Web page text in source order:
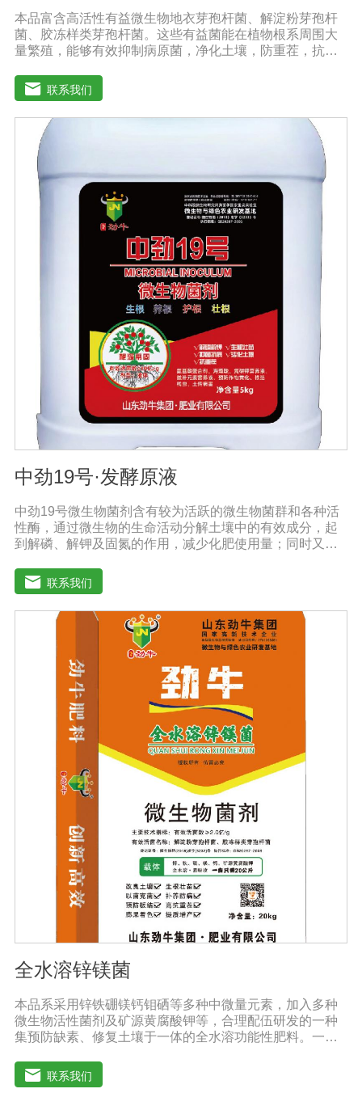
本品富含高活性有益微生物地衣芽孢杆菌、解淀粉芽孢杆
菌、胶冻样类芽孢杆菌。这些有益菌能在植物根系周围大
量繁殖，能够有效抑制病原菌，净化土壤，防重茬，抗病
生物菌群，防止作物生理性病害的发生，促生根、吸收
快，促使作物快速生新根，提高叶绿素含量，增加叶片干
物质积累及果蔬中糖分和VC含量，提高产量、改善品质。
◆螯合养分、高效吸收：采用高纯度螯合态可溶性原料，
海藻中特有的海藻多糖、藻肮酸、高度饱和脂肪酸，可刺
激植物体内非特异活性因子的产生和调节内源素的平衡，
改善土壤酸化、板结。◆调控生长、转色膨果：激活植物
细胞活性，打破休眠障碍，促进花芽分化，增加雌花数
量，调控果柄离层细胞结构，提高授粉质量，提高坐果
率，促进果实膨大，上色快而均匀，果形端正。适宜作
物：本品登记作物:番茄。实践证明本产品在蔬菜、果树、
瓜果、大田、中草药材、花卉、苗木、茶树等多种作物上
具有显著效果。用法用量：冲施、滴灌：苗期亩用量5-10
公斤，膨果、转色期亩用量10-20公斤。灌根：稀释300-
800倍灌根，◆具体用法用量请根据土壤及作物情况，在专
业农技人员正确指导下使用。产品技术指标：有效活菌数
≥2亿/mLN+P205+K20≥240g/L多肽蛋白>30g/L有机质
≥50g/L注意事项：阴凉干燥处存放，禁止暴晒和雨淋。内
含大量有益活菌，禁止与杀菌剂或含铜物质混用。
联系我们
中劲19号·发酵原液
中劲19号微生物菌剂含有较为活跃的微生物菌群和各种活
性酶，通过微生物的生命活动分解土壤中的有效成分，起
到解磷、解钾及固氮的作用，减少化肥使用量；同时又能
能不同程度地刺激调节植物生长；并且能产生铁载体、抗
生素、系统防卫酶等多种物质，可以抑制细菌或真菌性病
害或诱导系统抗性间接达到促进植物生长的作用。
联系我们
全水溶锌镁菌
本品系采用锌铁硼镁钙钼硒等多种中微量元素，加入多种
微生物活性菌剂及矿源黄腐酸钾等，合理配伍研发的一种
集预防缺素、修复土壤于一体的全水溶功能性肥料。一肥
剂”，配方科学，配比创新领先技术，多素合一，具有提苗
快、生根猛、改良土壤，防病抗重茬之功效，使土壤暄松
联系我们